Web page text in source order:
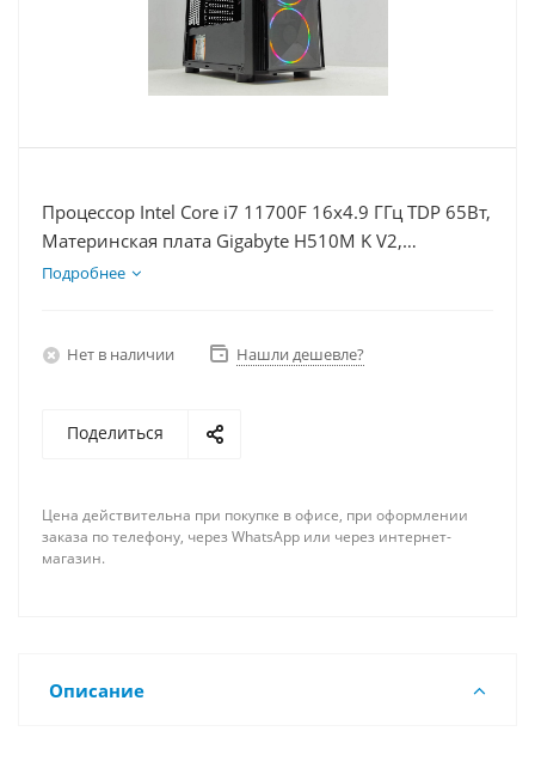
Процессор Intel Core i7 11700F 16x4.9 ГГц TDP 65Вт,
Материнская плата Gigabyte H510M K V2,
Видеокарта RTX 3060 8Гб, Память DDR4 8Gb,
Подробнее
Нет в наличии Нашли дешевле?
Поделиться
Цена действительна при покупке в офисе, при оформлении
заказа по телефону, через WhatsApp или через интернет-
магазин.
Описание